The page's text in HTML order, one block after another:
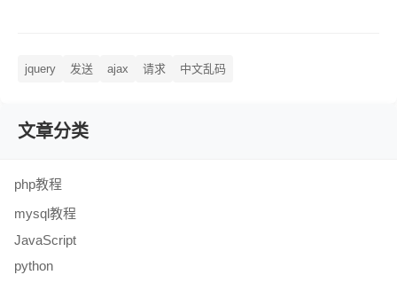
jquery 发送 ajax 请求 中文乱码
文章分类
php教程
mysql教程
JavaScript
python